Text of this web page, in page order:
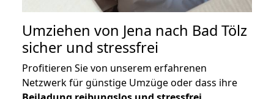
Umziehen von Jena nach Bad Tölz
sicher und stressfrei
Profitieren Sie von unserem erfahrenen
Netzwerk für günstige Umzüge oder dass ihre